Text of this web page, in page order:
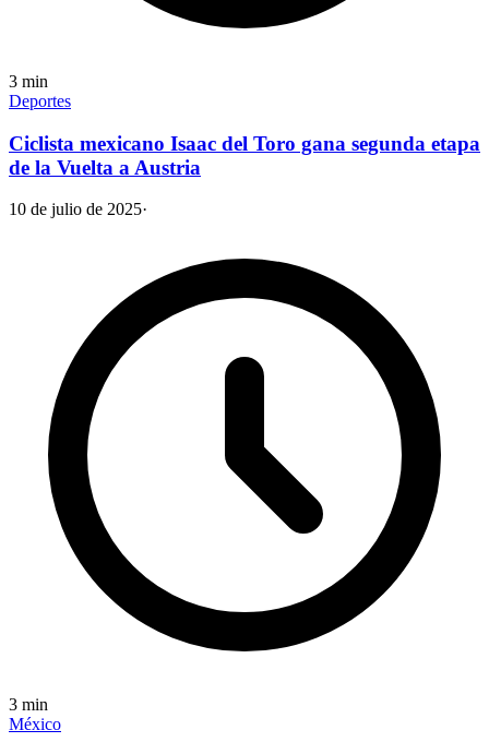
3 min
Deportes
Ciclista mexicano Isaac del Toro gana segunda etapa
de la Vuelta a Austria
10 de julio de 2025·
3 min
México